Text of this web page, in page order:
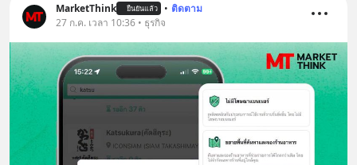
MarketThink ยืนยันแล้ว • ติดตาม
27 ก.ค. เวลา 10:36 • ธุรกิจ